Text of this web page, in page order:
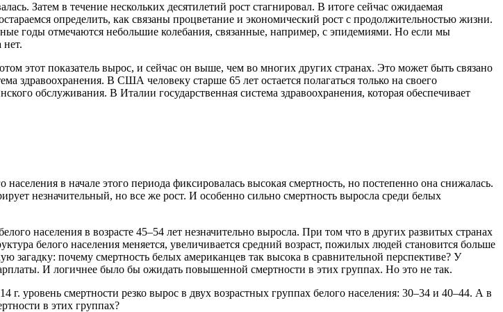
Затем в течение нескольких десятилетий рост стагнировал. В итоге сейчас ожидаемая
определить, как связаны процветание и экономический рост с продолжительностью жизни.
годы отмечаются небольшие колебания, связанные, например, с эпидемиями. Но если мы
этот показатель вырос, и сейчас он выше, чем во многих других странах. Это может быть связано
В США человеку старше 65 лет остается полагаться только на своего
обслуживания. В Италии государственная система здравоохранения, которая обеспечивает
в начале этого периода фиксировалась высокая смертность, но постепенно она снижалась.
незначительный, но все же рост. И особенно сильно смертность выросла среди белых
населения в возрасте 45–54 лет незначительно выросла. При том что в других развитых странах
белого населения меняется, увеличивается средний возраст, пожилых людей становится больше
загадку: почему смертность белых американцев так высока в сравнительной перспективе? У
И логичнее было бы ожидать повышенной смертности в этих группах. Но это не так.
г. уровень смертности резко вырос в двух возрастных группах белого населения: 30–34 и 40–44. А в
в этих группах?